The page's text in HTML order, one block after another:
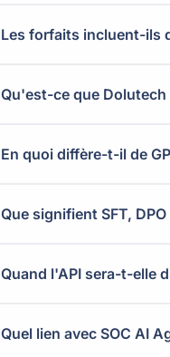
Les forfaits incluent-ils
Qu'est-ce que Dolutech
En quoi diffère-t-il de
Que signifient SFT,
Quand l'API sera-t-elle
Quel lien avec SOC AI